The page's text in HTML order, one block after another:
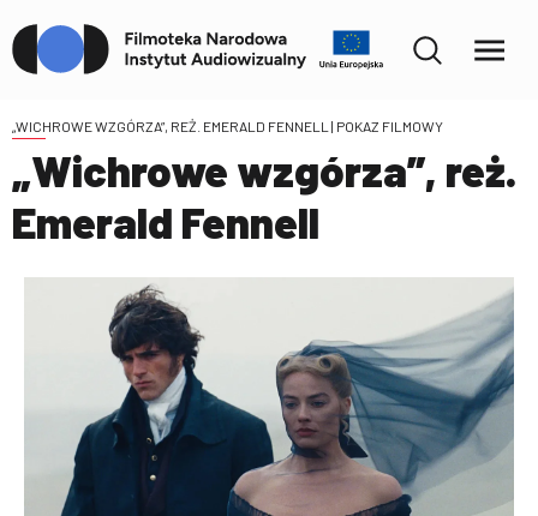
„WICHROWE WZGÓRZA”, REŻ. EMERALD FENNELL | POKAZ FILMOWY
„Wichrowe wzgórza”, reż.
Emerald Fennell